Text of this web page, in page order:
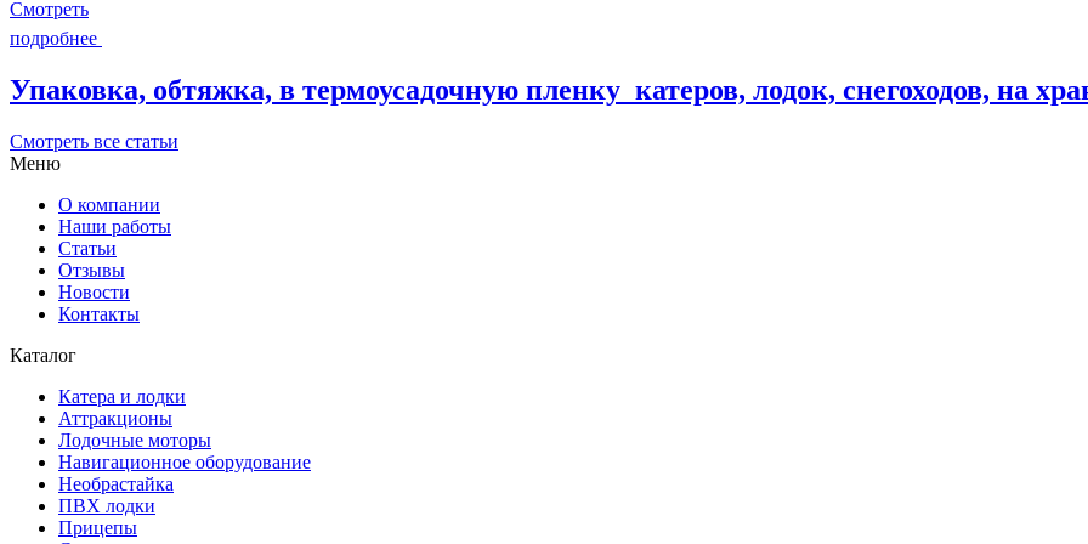
Смотреть
подробнее
Упаковка, обтяжка, в термоусадочную пленку катеров, лодок, снегоходов, на
Смотреть все статьи
Меню
О компании
Наши работы
Статьи
Отзывы
Новости
Контакты
Каталог
Катера и лодки
Аттракционы
Лодочные моторы
Навигационное оборудование
Необрастайка
ПВХ лодки
Прицепы